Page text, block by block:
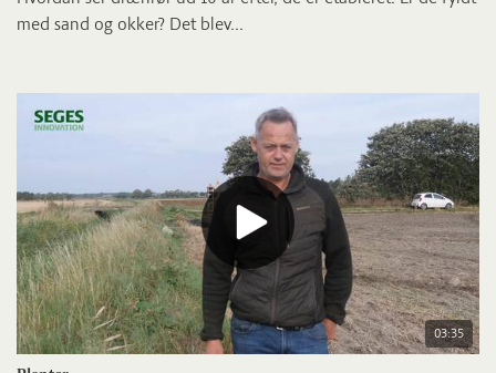
med sand og okker? Det blev...
03:35